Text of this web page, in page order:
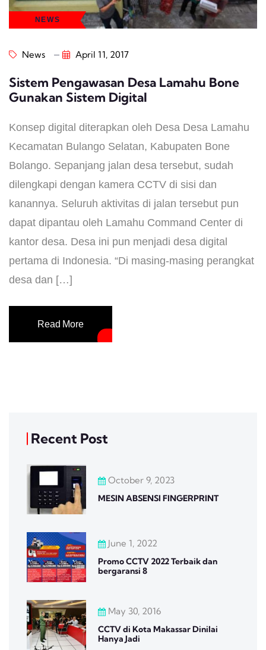
NEWS
News April 11, 2017
Sistem Pengawasan Desa Lamahu Bone
Gunakan Sistem Digital
Konsep digital diterapkan oleh Desa Desa Lamahu
Kecamatan Bulango Selatan, Kabupaten Bone
Bolango. Sepanjang jalan desa tersebut, sudah
dilengkapi dengan kamera CCTV di sisi dan
kanannya. Seluruh aktivitas di jalan tersebut pun
dapat dipantau oleh Lamahu Command Center di
kantor desa. Desa ini pun menjadi desa digital
pertama di Indonesia. “Di masing-masing perangkat
desa dan […]
Read More
Recent Post
October 9, 2023
MESIN ABSENSI FINGERPRINT
June 1, 2022
Promo CCTV 2022 Terbaik dan
bergaransi 8
May 30, 2016
CCTV di Kota Makassar Dinilai
Hanya Jadi